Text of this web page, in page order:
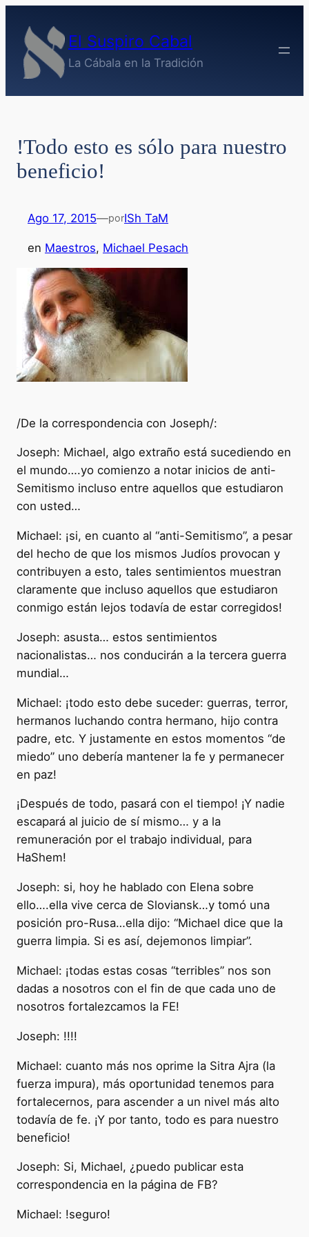
contenido
El Suspiro Cabal
La Cábala en la Tradición
!Todo esto es sólo para nuestro
beneficio!
Ago 17, 2015—porISh TaM
en Maestros, Michael Pesach
/De la correspondencia con Joseph/:
Joseph: Michael, algo extraño está sucediendo en
el mundo….yo comienzo a notar inicios de anti-
Semitismo incluso entre aquellos que estudiaron
con usted…
Michael: ¡si, en cuanto al “anti-Semitismo”, a pesar
del hecho de que los mismos Judíos provocan y
contribuyen a esto, tales sentimientos muestran
claramente que incluso aquellos que estudiaron
conmigo están lejos todavía de estar corregidos!
Joseph: asusta… estos sentimientos
nacionalistas… nos conducirán a la tercera guerra
mundial…
Michael: ¡todo esto debe suceder: guerras, terror,
hermanos luchando contra hermano, hijo contra
padre, etc. Y justamente en estos momentos “de
miedo” uno debería mantener la fe y permanecer
en paz!
¡Después de todo, pasará con el tiempo! ¡Y nadie
escapará al juicio de sí mismo… y a la
remuneración por el trabajo individual, para
HaShem!
Joseph: si, hoy he hablado con Elena sobre
ello….ella vive cerca de Sloviansk…y tomó una
posición pro-Rusa…ella dijo: “Michael dice que la
guerra limpia. Si es así, dejemonos limpiar”.
Michael: ¡todas estas cosas “terribles” nos son
dadas a nosotros con el fin de que cada uno de
nosotros fortalezcamos la FE!
Joseph: !!!!
Michael: cuanto más nos oprime la Sitra Ajra (la
fuerza impura), más oportunidad tenemos para
fortalecernos, para ascender a un nivel más alto
todavía de fe. ¡Y por tanto, todo es para nuestro
beneficio!
Joseph: Si, Michael, ¿puedo publicar esta
correspondencia en la página de FB?
Michael: !seguro!